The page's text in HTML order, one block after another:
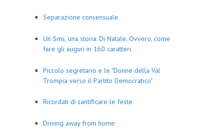
Separazione consensuale
Un Sms, una storia. Di Natale. Ovvero, come
fare gli auguri in 160 caratteri.
Piccolo segretario e le "Donne della Val
Trompia verso il Partito Democratico"
Ricordati di santificare le feste
Driving away from home